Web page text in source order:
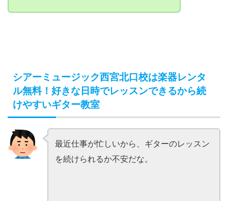
シアーミュージック西宮北口校は楽器レンタ
ル無料！好きな日時でレッスンできるから続
けやすいギター教室
最近仕事が忙しいから、ギターのレッスン
を続けられるか不安だな。